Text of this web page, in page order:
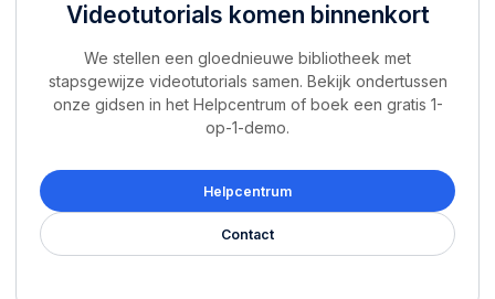
Videotutorials komen binnenkort
We stellen een gloednieuwe bibliotheek met
stapsgewijze videotutorials samen. Bekijk ondertussen
onze gidsen in het Helpcentrum of boek een gratis 1-
op-1-demo.
Helpcentrum
Contact